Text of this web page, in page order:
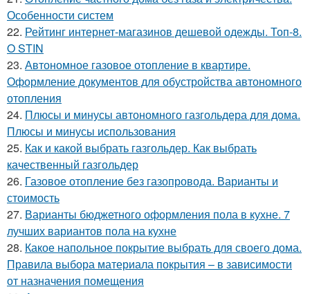
Особенности систем
22. Рейтинг интернет-магазинов дешевой одежды. Топ-8.
O STIN
23. Автономное газовое отопление в квартире.
Оформление документов для обустройства автономного
отопления
24. Плюсы и минусы автономного газгольдера для дома.
Плюсы и минусы использования
25. Как и какой выбрать газгольдер. Как выбрать
качественный газгольдер
26. Газовое отопление без газопровода. Варианты и
стоимость
27. Варианты бюджетного оформления пола в кухне. 7
лучших вариантов пола на кухне
28. Какое напольное покрытие выбрать для своего дома.
Правила выбора материала покрытия – в зависимости
от назначения помещения